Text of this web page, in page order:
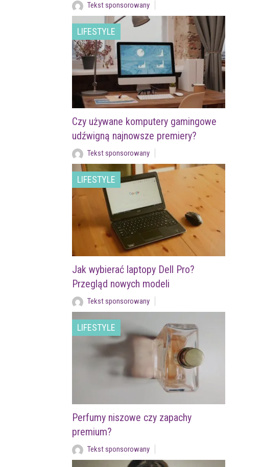
Tekst sponsorowany
LIFESTYLE
Czy używane komputery gamingowe
udźwigną najnowsze premiery?
Tekst sponsorowany
LIFESTYLE
Jak wybierać laptopy Dell Pro?
Przegląd nowych modeli
Tekst sponsorowany
LIFESTYLE
Perfumy niszowe czy zapachy
premium?
Tekst sponsorowany